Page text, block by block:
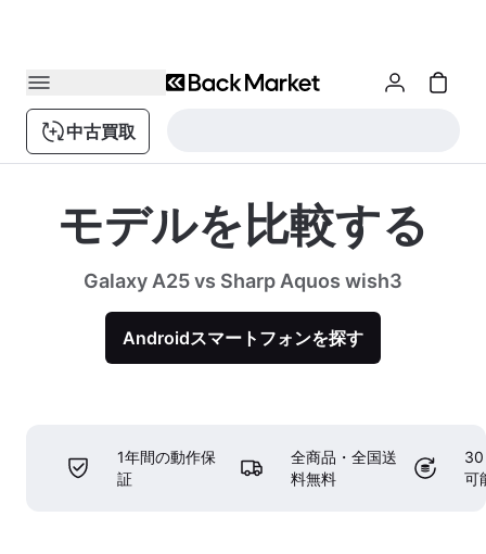
中古買取
モデルを比較する
Galaxy A25 vs Sharp Aquos wish3
Androidスマートフォンを探す
1年間の動作保
証
全商品・全国送
料無料
30
可